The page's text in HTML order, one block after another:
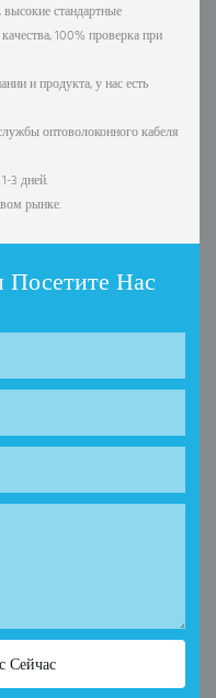
стандартные
100% проверка при
и продукта, у нас есть
оптоволоконного кабеля
3 дней.
рынке.
Нас
Сейчас